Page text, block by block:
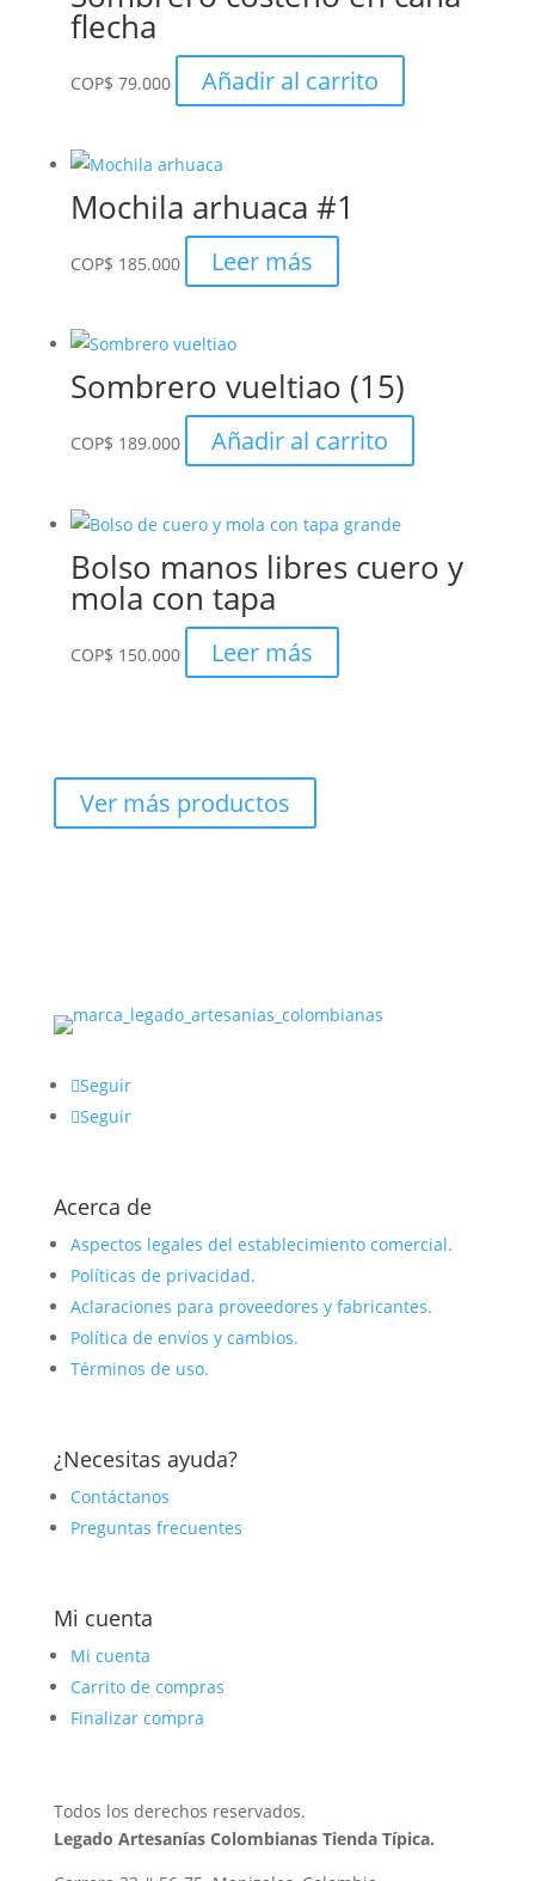
flecha
COP$ 79.000 Añadir al carrito
Mochila arhuaca #1
COP$ 185.000 Leer más
Sombrero vueltiao (15)
COP$ 189.000 Añadir al carrito
Bolso manos libres cuero y
mola con tapa
COP$ 150.000 Leer más
Ver más productos
Seguir
Seguir
Acerca de
Aspectos legales del establecimiento comercial.
Políticas de privacidad.
Aclaraciones para proveedores y fabricantes.
Política de envíos y cambios.
Términos de uso.
¿Necesitas ayuda?
Contáctanos
Preguntas frecuentes
Mi cuenta
Mi cuenta
Carrito de compras
Finalizar compra
Todos los derechos reservados.
Legado Artesanías Colombianas Tienda Típica.